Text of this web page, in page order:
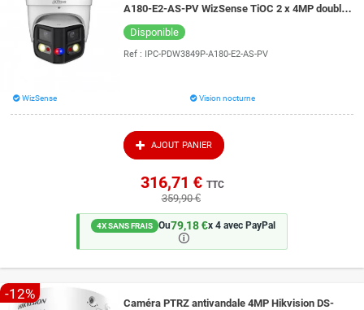
A180-E2-AS-PV WizSense TiOC 2 x 4MP double
objectif avec vision nocturne 25 mètres
Disponible
Ref : IPC-PDW3849P-A180-E2-AS-PV
WizSense Vision nocturne
AJOUT PANIER
316,71 € TTC
359,90 €
4X SANS FRAIS Ou79,18 €x 4 avec PayPal
🛈
-12%
Caméra PTRZ antivandale 4MP Hikvision DS-